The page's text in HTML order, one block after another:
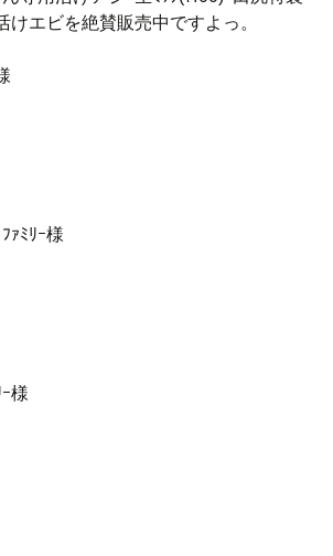
けエビを絶賛販売中ですよっ。
ｧﾐﾘｰ様
様